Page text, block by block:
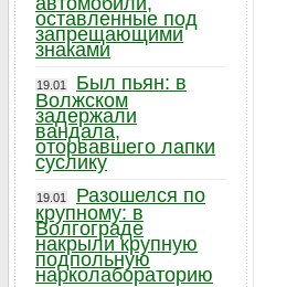
оставленные под
запрещающими
знаками
19.01
Был пьян: в
Волжском
задержали
вандала,
оторвавшего лапки
суслику
19.01
Разошелся по
крупному: в
Волгограде
накрыли крупную
подпольную
нарколабораторию